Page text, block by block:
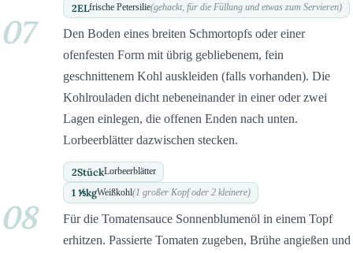
2ELfrische Petersilie(gehackt, für die Füllung und etwas zum Servieren)
07
Den Boden eines breiten Schmortopfs oder einer
ofenfesten Form mit übrig gebliebenem, fein
geschnittenem Kohl auskleiden (falls vorhanden). Die
Kohlrouladen dicht nebeneinander in einer oder zwei
Lagen einlegen, die offenen Enden nach unten.
Lorbeerblätter dazwischen stecken.
2StückLorbeerblätter
1 ⅕kgWeißkohl(1 großer Kopf oder 2 kleinere)
08
Für die Tomatensauce Sonnenblumenöl in einem Topf
erhitzen. Passierte Tomaten zugeben, Brühe angießen und